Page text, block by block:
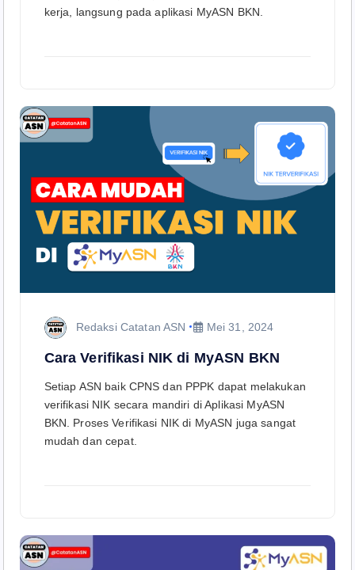
kerja, langsung pada aplikasi MyASN BKN.
Redaksi Catatan ASN Mei 31, 2024
Cara Verifikasi NIK di MyASN BKN
Setiap ASN baik CPNS dan PPPK dapat melakukan
verifikasi NIK secara mandiri di Aplikasi MyASN
BKN. Proses Verifikasi NIK di MyASN juga sangat
mudah dan cepat.